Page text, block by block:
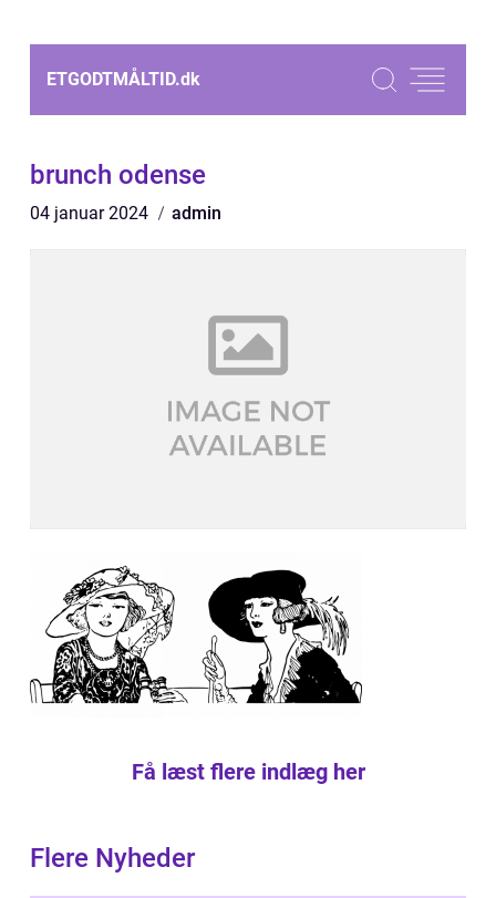
ETGODTMÅLTID.dk
brunch odense
04 januar 2024 admin
Få læst flere indlæg her
Flere Nyheder